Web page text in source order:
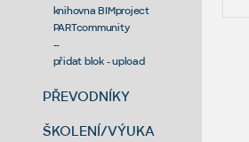
knihovna BIMproject
PARTcommunity
--
přidat blok - upload
PŘEVODNÍKY
ŠKOLENÍ/VÝUKA